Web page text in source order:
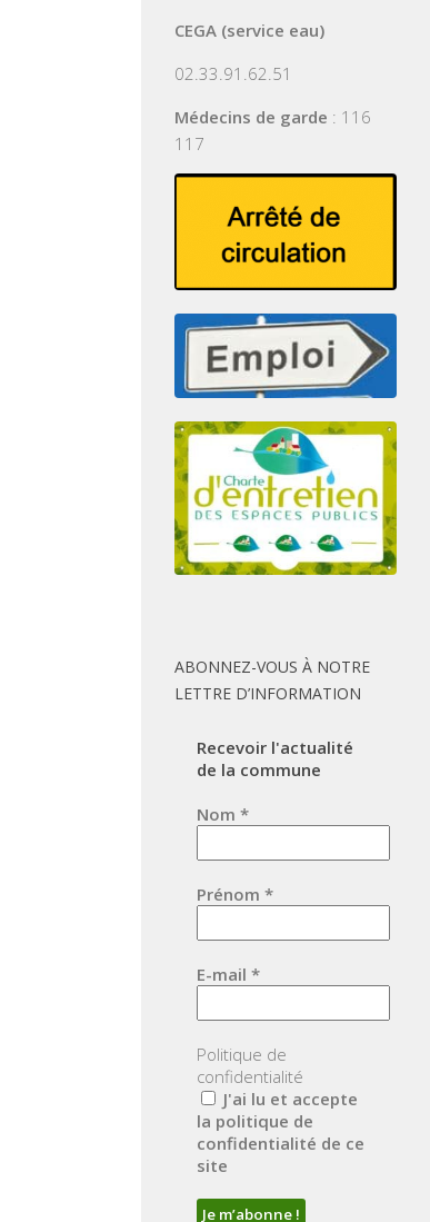
CEGA (service eau)
02.33.91.62.51
Médecins de garde : 116
117
ABONNEZ-VOUS À NOTRE
LETTRE D’INFORMATION
Recevoir l'actualité
de la commune
Nom *
Prénom *
E-mail *
Politique de
confidentialité
J'ai lu et accepte
la politique de
confidentialité de ce
site